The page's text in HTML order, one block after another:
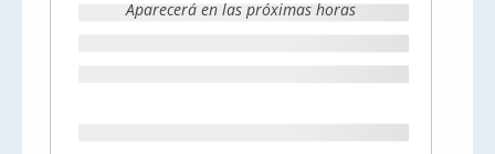
Aparecerá en las próximas horas